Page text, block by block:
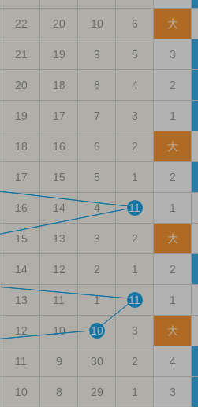
22 20 10 6 大
21 19 9 5 3
20 18 8 4 2
19 17 7 3 1
18 16 6 2 大
17 15 5 1 2
16 14 4 11 1
15 13 3 2 大
14 12 2 1 2
13 11 1 11 1
12 10 10 3 大
11 9 30 2 4
10 8 29 1 3